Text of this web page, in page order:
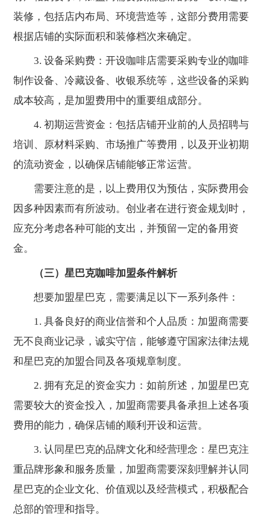
装修，包括店内布局、环境营造等，这部分费用需要
根据店铺的实际面积和装修档次来确定。
3. 设备采购费：开设咖啡店需要采购专业的咖啡
制作设备、冷藏设备、收银系统等，这些设备的采购
成本较高，是加盟费用中的重要组成部分。
4. 初期运营资金：包括店铺开业前的人员招聘与
培训、原材料采购、市场推广等费用，以及开业初期
的流动资金，以确保店铺能够正常运营。
需要注意的是，以上费用仅为预估，实际费用会
因多种因素而有所波动。创业者在进行资金规划时，
应充分考虑各种可能的支出，并预留一定的备用资
金。
（三）星巴克咖啡加盟条件解析
想要加盟星巴克，需要满足以下一系列条件：
1. 具备良好的商业信誉和个人品质：加盟商需要
无不良商业记录，诚实守信，能够遵守国家法律法规
和星巴克的加盟合同及各项规章制度。
2. 拥有充足的资金实力：如前所述，加盟星巴克
需要较大的资金投入，加盟商需要具备承担上述各项
费用的能力，确保店铺的顺利开设和运营。
3. 认同星巴克的品牌文化和经营理念：星巴克注
重品牌形象和服务质量，加盟商需要深刻理解并认同
星巴克的企业文化、价值观以及经营模式，积极配合
总部的管理和指导。